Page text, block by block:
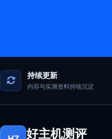
持续更新
内容与实测资料持续沉淀
好主机测评